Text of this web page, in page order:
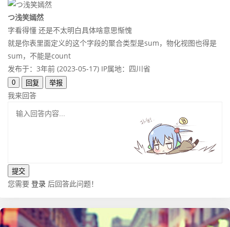
つ浅笑嫣然
字看得懂 还是不太明白具体啥意思惭愧
就是你表里面定义的这个字段的聚合类型是sum，物化视图也得是
sum，不能是count
发布于：3年前 (2023-05-17) IP属地：四川省
0 回复 举报
我来回答
您需要 登录 后回答此问题！